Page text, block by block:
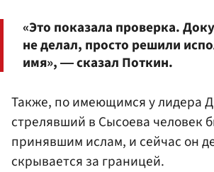
«Это показала проверка. Доку
не делал, просто решили
имя», ― сказал Поткин.
Также, по имеющимся у лидера
стрелявший в Сысоева человек
принявшим ислам, и сейчас он
скрывается за границей.